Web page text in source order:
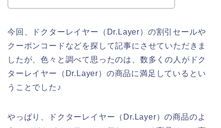
今回、ドクターレイヤー（Dr.Layer）の割引セールや
クーポンコードなどを探して記事にさせていただきま
したが、色々と調べて思ったのは、数多くの人がドク
ターレイヤー（Dr.Layer）の商品に満足しているとい
うことでした♪
やっぱり、ドクターレイヤー（Dr.Layer）の商品のよ